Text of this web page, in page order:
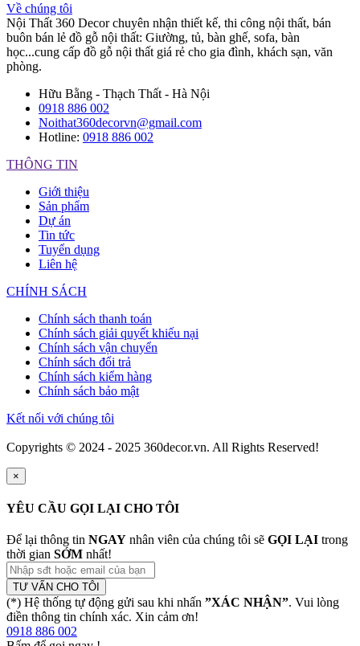
Về chúng tôi
Nội Thất 360 Decor chuyên nhận thiết kế, thi công nội thất, bán
buôn bán lẻ đồ gỗ nội thất: Giường, tủ, bàn ghế, sofa, bàn
học...cung cấp đồ gỗ nội thất giá rẻ cho gia đình, khách sạn, văn
phòng.
Hữu Bằng - Thạch Thất - Hà Nội
0918 886 002
Noithat360decorvn@gmail.com
Hotline: 0918 886 002
THÔNG TIN
Giới thiệu
Sản phẩm
Dự án
Tin tức
Tuyển dụng
Liên hệ
CHÍNH SÁCH
Chính sách thanh toán
Chính sách giải quyết khiếu nại
Chính sách vận chuyển
Chính sách đổi trả
Chính sách kiểm hàng
Chính sách bảo mật
Kết nối với chúng tôi
Copyrights © 2024 - 2025 360decor.vn. All Rights Reserved!
×
YÊU CẦU GỌI LẠI CHO TÔI
Để lại thông tin NGAY nhân viên của chúng tôi sẽ GỌI LẠI trong
thời gian SỚM nhất!
TƯ VẤN CHO TÔI
(*) Hệ thống tự động gửi sau khi nhấn ”XÁC NHẬN”. Vui lòng
điền thông tin chính xác. Xin cảm ơn!
0918 886 002